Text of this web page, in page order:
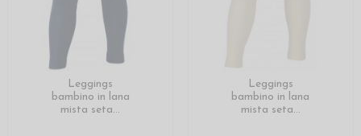
Leggings
bambino in lana
mista seta...
Leggings
bambino in lana
mista seta...